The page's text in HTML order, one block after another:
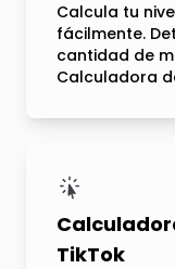
Calcula tu
fácilmente.
cantidad de
Calculadora
TikTok